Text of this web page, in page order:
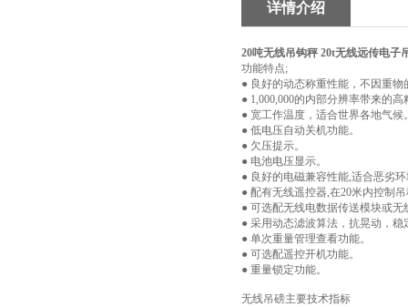
详情介绍
20吨无线吊钩秤 20t无线远传电子
功能特点;
● 良好的动态称重性能，不因重
● 1,000,000的内部分辨率带来的
● 宽工作温度，适合世界各地气候
● 低电压自动关机功能。
● 欠压提示。
● 电池电压显示。
● 良好的电磁兼容性能,适合恶劣
● 配有无线遥控器,在20米内控制
● 可选配无线电数据传送模块或
● 采用动态滤波算法，抗晃动，稳
● 单次重量管理查看功能。
● 可选配遥控开机功能。
● 重量锁定功能。
无线吊磅主要技术指标